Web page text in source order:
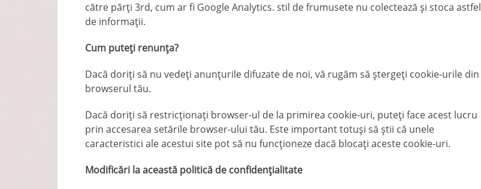
către părți 3rd, cum ar fi Google Analytics. stil de frumusete nu colectează și stoca astfel
de informații.
Cum puteți renunța?
Dacă doriți să nu vedeți anunțurile difuzate de noi, vă rugăm să ștergeți cookie-urile din
browserul tău.
Dacă doriți să restricționați browser-ul de la primirea cookie-uri, puteți face acest lucru
prin accesarea setările browser-ului tău. Este important totuși să știi că unele
caracteristici ale acestui site pot să nu funcționeze dacă blocați aceste cookie-uri.
Modificări la această politică de confidențialitate